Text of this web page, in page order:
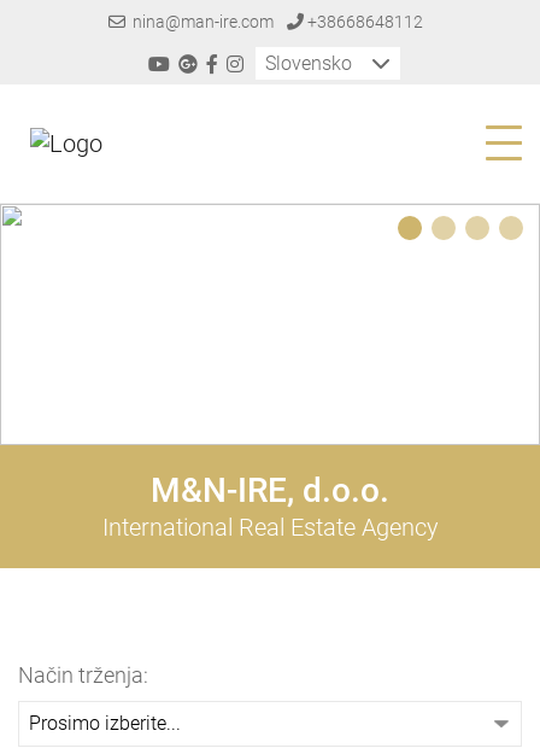
nina@man-ire.com +38668648112
Slovensko
1
M&N-IRE, d.o.o.
International Real Estate Agency
Način trženja: